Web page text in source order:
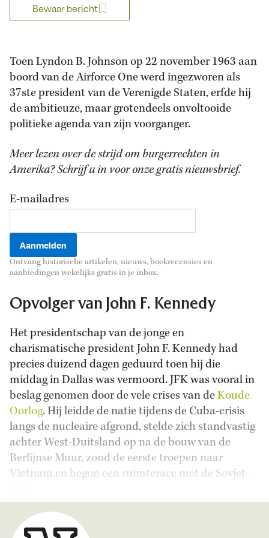
Bewaar bericht
Toen Lyndon B. Johnson op 22 november 1963 aan
boord van de Airforce One werd ingezworen als
37ste president van de Verenigde Staten, erfde hij
de ambitieuze, maar grotendeels onvoltooide
politieke agenda van zijn voorganger.
Meer lezen over de strijd om burgerrechten in
Amerika? Schrijf u in voor onze gratis nieuwsbrief.
E-mailadres
Ontvang historische artikelen, nieuws, boekrecensies en
aanbiedingen wekelijks gratis in je inbox.
Opvolger van John F. Kennedy
Het presidentschap van de jonge en
charismatische president John F. Kennedy had
precies duizend dagen geduurd toen hij die
middag in Dallas was vermoord. JFK was vooral in
beslag genomen door de vele crises van deKoude
Oorlog. Hij leidde de natie tijdens de Cuba-crisis
langs de nucleaire afgrond, stelde zich standvastig
achter West-Duitsland op na de bouw van de
Berlijnse Muur, zond de eerste troepen naar
Vietnam en begon een ruimterace met de Sovjet-